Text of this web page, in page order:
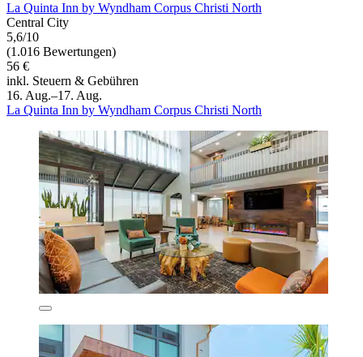
La Quinta Inn by Wyndham Corpus Christi North
Central City
5,6/10
(1.016 Bewertungen)
56 €
inkl. Steuern & Gebühren
16. Aug.–17. Aug.
La Quinta Inn by Wyndham Corpus Christi North